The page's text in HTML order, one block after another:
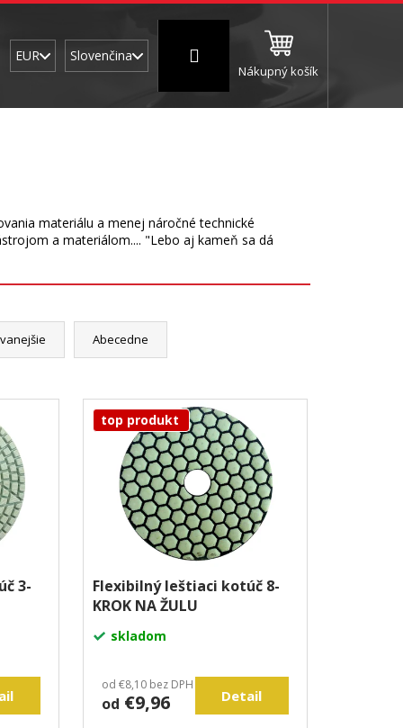
Brúsne a leštiace valce
EUR Slovenčina Prihlásenie
Nákupný košík
materiálu a menej náročné technické
a materiálom.... "Lebo aj kameň sa dá
Abecedne
3-
top produkt
Flexibilný leštiaci kotúč 8-
KROK NA ŽULU
skladom
od €8,10 bez DPH
od €9,96 Detail